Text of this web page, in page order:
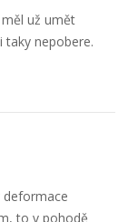
už umět
taky nepobere.
deformace
to v pohodě